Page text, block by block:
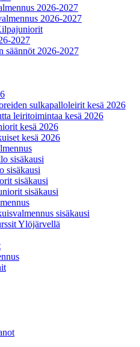
2026-2027
2026-2027
2027
säännöt 2026-2027
sulkapalloleirit kesä 2026
leiritoimintaa kesä 2026
kesä 2026
kesä 2026
sisäkausi
sisäkausi
sisäkausi
sisäkausi
sisäkausi
Ylöjärvellä